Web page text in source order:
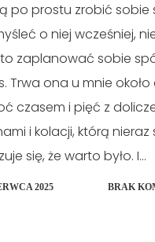
po prostu zrobić sobie
o niej wcześniej,
zaplanować sobie
Trwa ona u mnie
czasem i pięć z
i kolacji, którą
się, że warto było. I...
2025 BRAK